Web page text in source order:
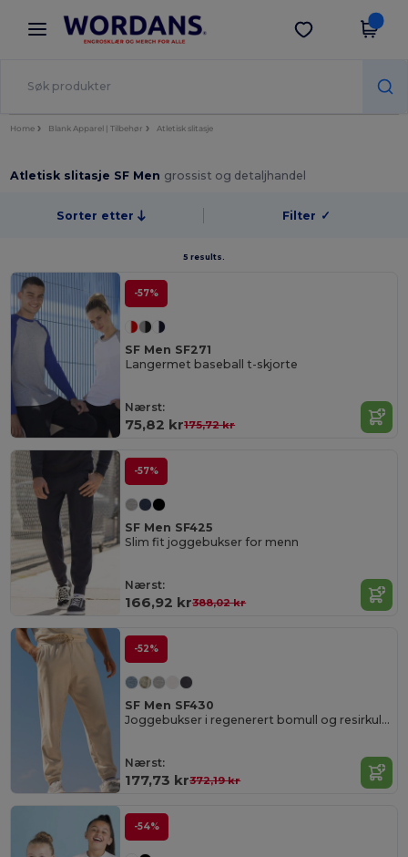
× Wordans-app
Bedre priser i appen!
Last ned app
Home Blank Apparel | Tilbehør Atletisk slitasje
Atletisk slitasje SF Men grossist og detaljhandel
Sorter etter Filter ✓
5 results.
-57%
SF Men SF271
Langermet baseball t-skjorte
Nærst:
75,82 kr175,72 kr
-57%
SF Men SF425
Slim fit joggebukser for menn
Nærst:
166,92 kr388,02 kr
-52%
SF Men SF430
Joggebukser i regenerert bomull og resirkulert polyester
Nærst:
177,73 kr372,19 kr
-54%